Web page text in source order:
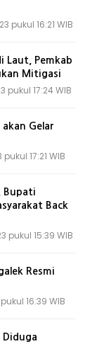
pukul 16:21 WIB
Laut, Pemkab
Mitigasi
pukul 17:24 WIB
Gelar
17:21 WIB
Bupati
Back
pukul 15:39 WIB
Resmi
16:39 WIB
Diduga